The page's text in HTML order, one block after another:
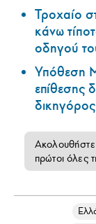
Τροχαίο
κάνω
οδηγού
Υπόθεση
επίθεσης
Ακολουθήστε
πρώτοι όλες